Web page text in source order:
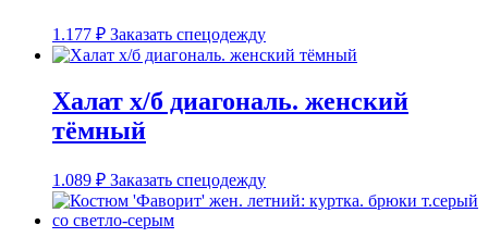
1.177 ₽ Заказать спецодежду
Халат х/б диагональ. женский
тёмный
1.089 ₽ Заказать спецодежду